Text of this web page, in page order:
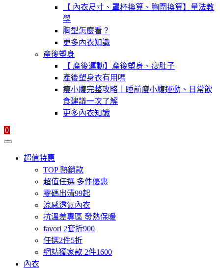
【 內衣尺寸、罩杯換算、胸圍換算】量法教
學
胸型怎麼看？
更多內衣知識
產後塑身
【 產後運動】產後塑身、瘦肚子
產後塑身衣有用嗎
瘦小腹完整攻略｜睡前瘦小腹運動、日常飲
食建議一次了解
更多內衣知識
0
超值特惠
TOP 熱銷款
超值任選 多件優惠
零碼出清99起
涼感透氣內衣
抗溫差專區 發熱保暖
favori 2套折900
任選2件5折
網站獨家款 2件1600
內衣